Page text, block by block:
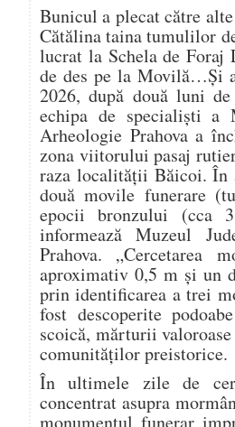
Bunicul a plecat către
Cătălina taina tumulilor
lucrat la Schela de
de des pe la Movilă…Și
2026, după două luni
echipa de specialiști a
Arheologie Prahova a
zona viitorului pasaj
raza localității Băicoi. În
două movile funerare
epocii bronzului (cca
informează Muzeul
Prahova.
aproximativ 0,5 m și un
prin identificarea a trei
fost descoperite
scoică, mărturii
comunităților preistorice.
În ultimele zile de
concentrat asupra
monumentul funerar